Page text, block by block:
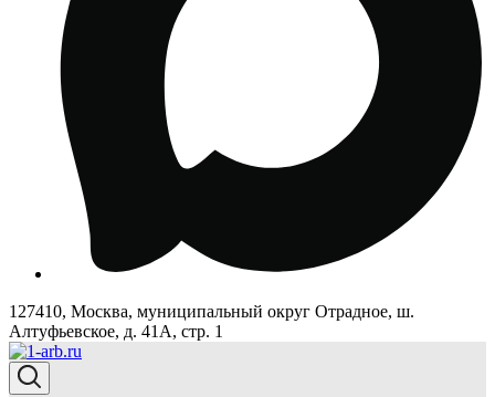
127410, Москва, муниципальный округ Отрадное, ш.
Алтуфьевское, д. 41А, стр. 1